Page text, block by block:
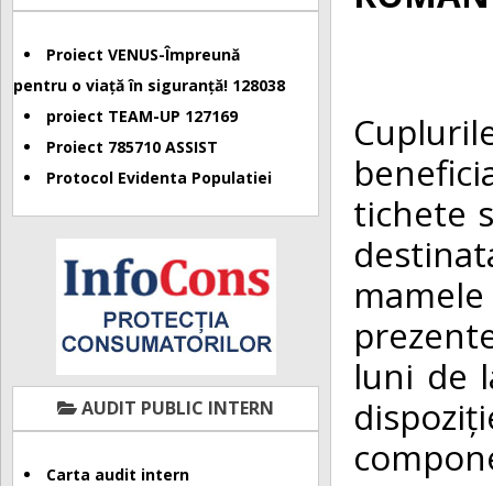
Proiect VENUS-Împreună
pentru o viață în siguranță! 128038
proiect TEAM-UP 127169
Proiect 785710 ASSIST
Protocol Evidenta Populatiei
AUDIT PUBLIC INTERN
Carta audit intern
tichete
luni de